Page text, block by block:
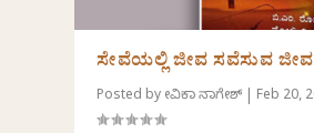
ಸೇವೆಯಲ್ಲಿ ಜೀವ ಸವೆಸುವ
Posted by ದೇವಿಕಾ ನಾಗೇಶ್ Feb 20,